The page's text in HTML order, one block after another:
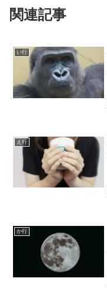
関連記事
い行
え行
か行